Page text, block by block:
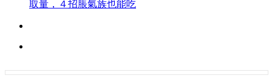
取量，４招脹氣族也能吃